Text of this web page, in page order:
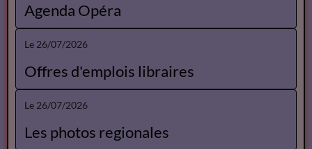
Agenda Opéra
Le 26/07/2026
Offres d'emplois libraires
Le 26/07/2026
Les photos regionales